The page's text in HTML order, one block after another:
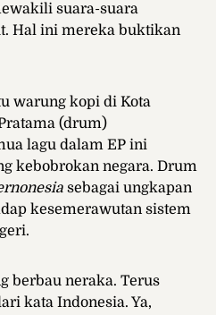
suara-suara
Hal ini mereka buktikan
warung kopi di Kota
(drum)
lagu dalam EP ini
kebobrokan negara. Drum
sebagai ungkapan
kesemerawutan sistem
berbau neraka. Terus
kata Indonesia. Ya,